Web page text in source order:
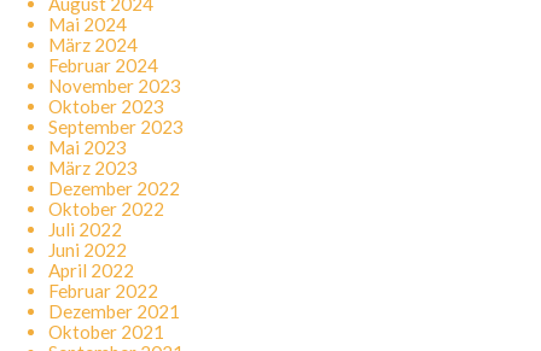
Mai 2024
März 2024
Februar 2024
November 2023
Oktober 2023
September 2023
Mai 2023
März 2023
Dezember 2022
Oktober 2022
Juli 2022
Juni 2022
April 2022
Februar 2022
Dezember 2021
Oktober 2021